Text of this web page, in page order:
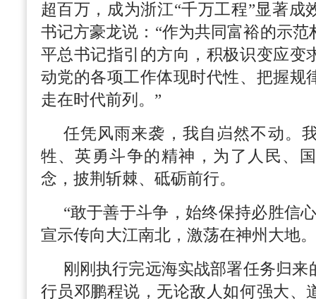
超百万，成为浙江“千万工程”显著成
书记方豪龙说：“作为共同富裕的示
平总书记指引的方向，积极识变应变
动党的各项工作体现时代性、把握规
走在时代前列。”
任凭风雨来袭，我自岿然不动。
牲、英勇斗争的精神，为了人民、
念，披荆斩棘、砥砺前行。
“敢于善于斗争，始终保持必胜信
宣示传向大江南北，激荡在神州大地。
刚刚执行完远海实战部署任务归
行员邓鹏程说，无论敌人如何强大、